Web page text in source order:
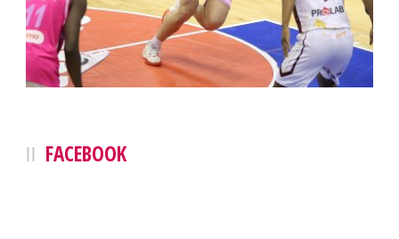
FACEBOOK